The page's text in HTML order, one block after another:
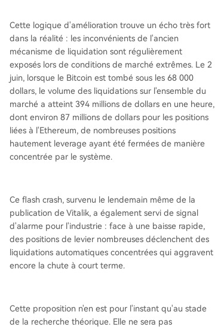
Cette logique d'amélioration trouve un écho très fort
dans la réalité : les inconvénients de l'ancien
mécanisme de liquidation sont régulièrement
exposés lors de conditions de marché extrêmes. Le 2
juin, lorsque le Bitcoin est tombé sous les 68 000
dollars, le volume des liquidations sur l'ensemble du
marché a atteint 394 millions de dollars en une heure,
dont environ 87 millions de dollars pour les positions
liées à l'Ethereum, de nombreuses positions
hautement leverage ayant été fermées de manière
concentrée par le système.
Ce flash crash, survenu le lendemain même de la
publication de Vitalik, a également servi de signal
d'alarme pour l'industrie : face à une baisse rapide,
des positions de levier nombreuses déclenchent des
liquidations automatiques concentrées qui aggravent
encore la chute à court terme.
Cette proposition n'en est pour l'instant qu'au stade
de la recherche théorique. Elle ne sera pas